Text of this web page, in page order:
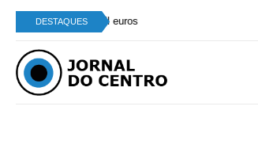
DESTAQUES Perícia Automóvel de